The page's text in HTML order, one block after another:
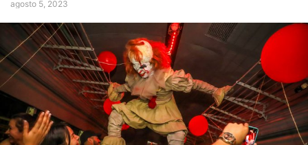
agosto 5, 2023